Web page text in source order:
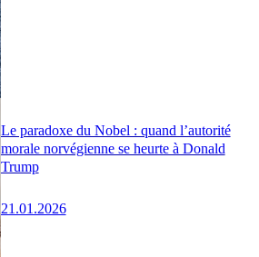
Le paradoxe du Nobel : quand l’autorité
morale norvégienne se heurte à Donald
Trump
21.01.2026